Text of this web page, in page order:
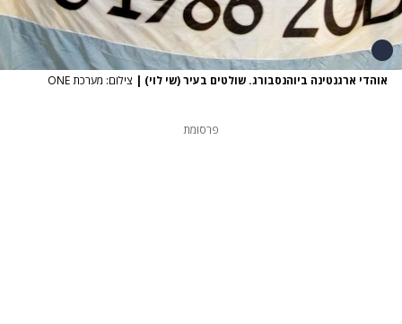
אוהדי ארגנטינה ביוהנסבורג. שולטים בעיר (שי לוי) | צילום: מערכת ONE
פרסומת